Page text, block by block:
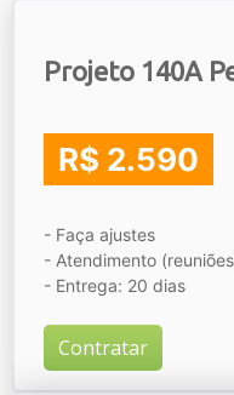
Projeto 140A
R$ 2.590
- Faça ajustes
- Atendimento
- Entrega: 20 dias
Contratar